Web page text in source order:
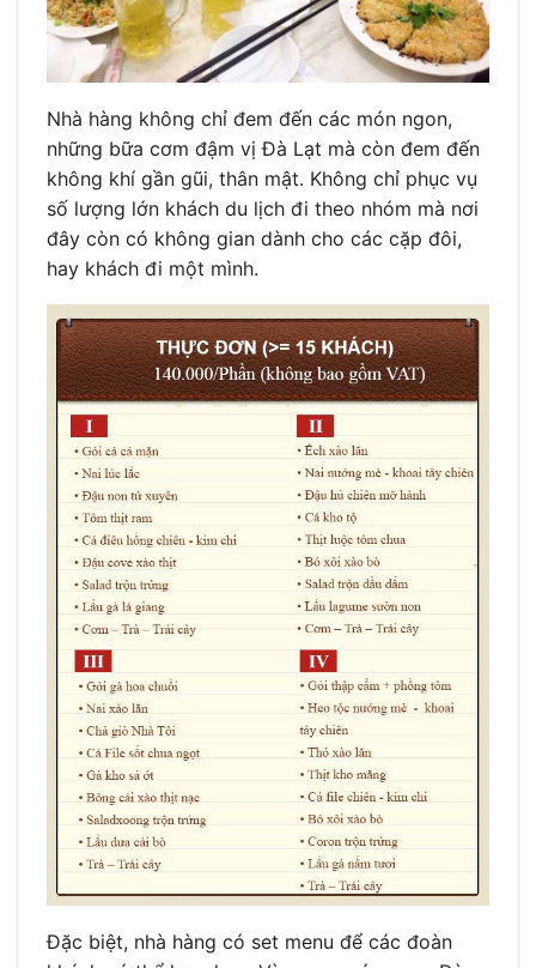
Nhà hàng không chỉ đem đến các món ngon,
những bữa cơm đậm vị Đà Lạt mà còn đem đến
không khí gần gũi, thân mật. Không chỉ phục vụ
số lượng lớn khách du lịch đi theo nhóm mà nơi
đây còn có không gian dành cho các cặp đôi,
hay khách đi một mình.
Đặc biệt, nhà hàng có set menu để các đoàn